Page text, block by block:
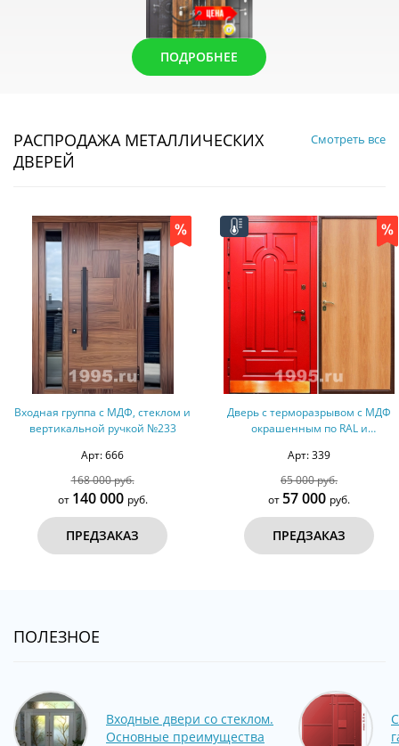
ПОДРОБНЕЕ
РАСПРОДАЖА МЕТАЛЛИЧЕСКИХ
ДВЕРЕЙ
Смотреть все
МДФ, стеклом и
ручкой №233
Дверь с терморазрывом с МДФ
окрашенным по RAL и
Дверь с МДФ
ПОЛЕЗНОЕ
Входные двери со стеклом.
Основные преимущества